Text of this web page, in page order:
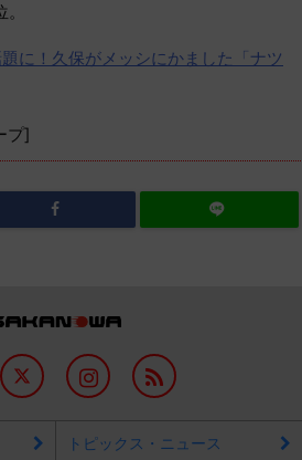
に！久保がメッシにかました「ナツ
プ]
トピックス・ニュース